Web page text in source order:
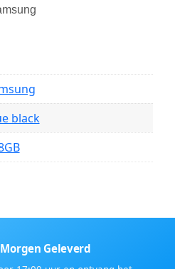
black
Geleverd